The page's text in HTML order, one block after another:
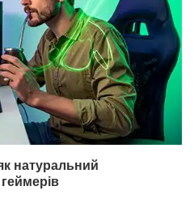
як натуральний